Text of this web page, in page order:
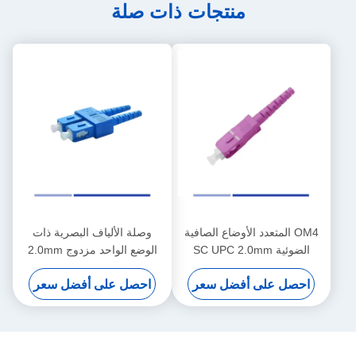
منتجات ذات صلة
OM4 المتعدد الأوضاع الصافية
الضوئية SC UPC 2.0mm
الصافية البسيطة
احصل على أفضل سعر
وصلة الألياف البصرية ذات
الوضع الواحد مزدوج 2.0mm
SC UPC Fiber Connector
احصل على أفضل سعر